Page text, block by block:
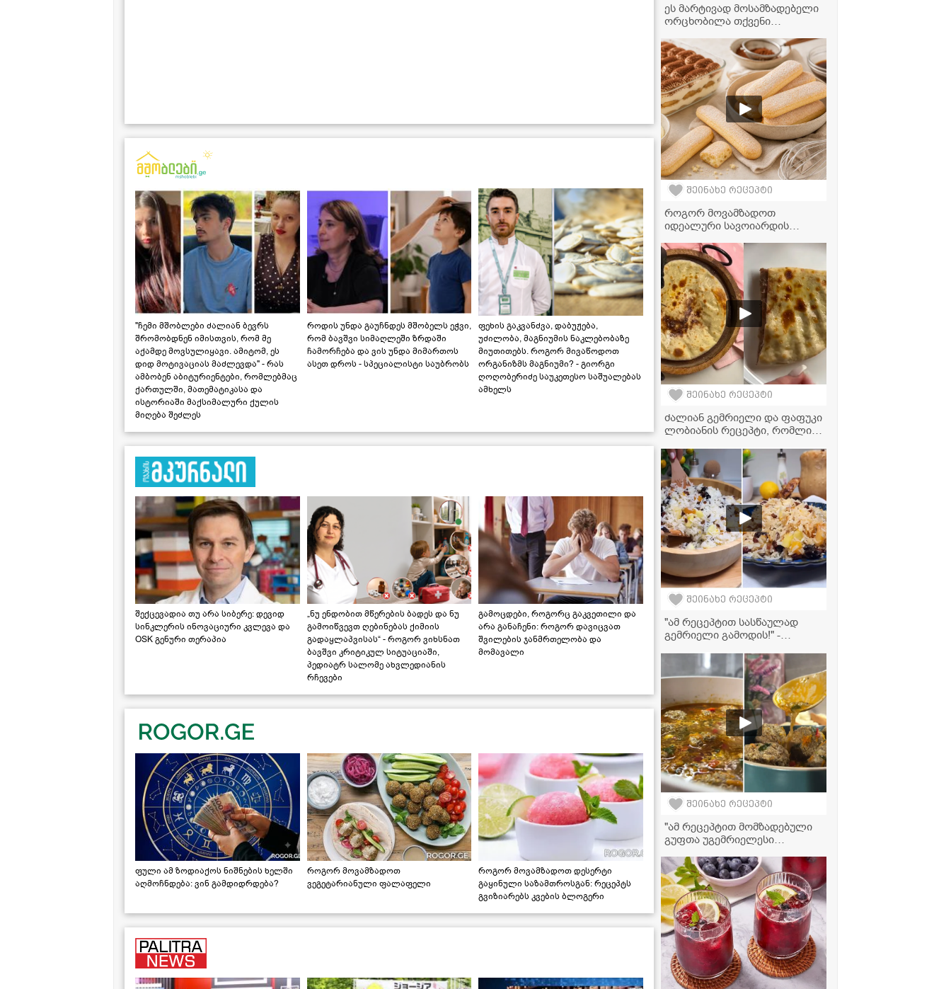
"ჩემი მშობლები ძალიან ბევრს
შრომობდნენ იმისთვის, რომ მე
აქამდე მოვსულიყავი. ამიტომ, ეს
დიდ მოტივაციას მაძლევდა" - რას
ამბობენ აბიტურიენტები, რომლებმაც
ქართულში, მათემატიკასა და
ისტორიაში მაქსიმალური ქულის
მიღება შეძლეს
როდის უნდა გაუჩნდეს მშობელს ეჭვი,
რომ ბავშვი სიმაღლეში ზრდაში
ჩამორჩება და ვის უნდა მიმართოს
ასეთ დროს - სპეციალისტი საუბრობს
ფეხის გაკვანძვა, დაბუჟება,
უძილობა, მაგნიუმის ნაკლებობაზე
მიუთითებს. როგორ მივაწოდოთ
ორგანიზმს მაგნიუმი? - გიორგი
ღოღობერიძე საუკეთესო საშუალებას
ამხელს
შექცევადია თუ არა სიბერე: დევიდ
სინკლერის ინოვაციური კვლევა და
OSK გენური თერაპია
„ნუ ენდობით მწერების ბადეს და ნუ
გამოიწვევთ ღებინებას ქიმიის
გადაყლაპვისას“ - როგორ ვიხსნათ
ბავშვი კრიტიკულ სიტუაციაში,
პედიატრ სალომე ახვლედიანის
რჩევები
გამოცდები, როგორც გაკვეთილი და
არა განაჩენი: როგორ დავიცვათ
შვილების ჯანმრთელობა და
მომავალი
ფული ამ ზოდიაქოს ნიშნების ხელში
აღმოჩნდება: ვინ გამდიდრდება?
როგორ მოვამზადოთ
ვეგეტარიანული ფალაფელი
როგორ მოვამზადოთ დესერტი
გაყინული საზამთროსგან: რეცეპტს
გვიზიარებს კვების ბლოგერი
ეს მარტივად მოსამზადებელი
ორცხობილა თქვენი
სასუსნავი გახდება
შეინახე რეცეპტი
როგორ მოვამზადოთ
იდეალური სავოიარდის
ნაბიჯ რეცეპტი
ტირამისუსთვის
შეინახე რეცეპტი
ძალიან გემრიელი და ფაფუკი
ლობიანის რეცეპტი, რომლის
შეძლებს!
შეინახე რეცეპტი
"ამ რეცეპტით სასწაულად
გემრიელი გამოდის!" -
ბრინჯითა და ჩირეულით
შეინახე რეცეპტი
"ამ რეცეპტით მომზადებული
გუფთა უგემრიელესი
აუცილებლად!" - გუფთა
ბოსტნეულის ბულიონში